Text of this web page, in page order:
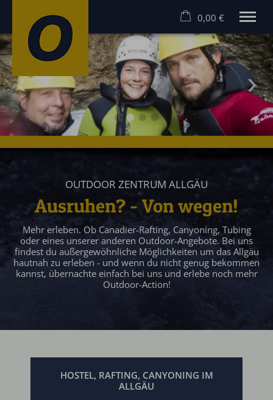
MEHR ERLEBEN! RAFTING UND CANYONING IM ALLGÄU
Rafting Allgäu
Canyoning Allgäu
Hostel
Angebote
Gruppen
Gutscheine
0,00 €
×
Warenkorb ist leer
OUTDOOR ZENTRUM ALLGÄU
Ausruhen? - Von wegen!
Mehr erleben. Ob Canadier-Rafting, Canyoning, Tubing
oder eines unserer anderen Outdoor-Angebote. Bei uns
findest du außergewöhnliche Möglichkeiten um das Allgäu
hautnah zu erleben - und wenn du nicht genug bekommen
kannst, übernachte einfach bei uns und erlebe noch mehr
Outdoor-Action!
HOSTEL, RAFTING, CANYONING IM
ALLGÄU